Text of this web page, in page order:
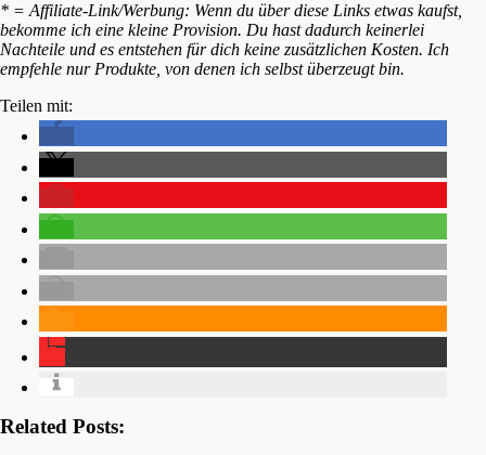
* = Affiliate-Link/Werbung: Wenn du über diese Links etwas kaufst,
bekomme ich eine kleine Provision. Du hast dadurch keinerlei
Nachteile und es entstehen für dich keine zusätzlichen Kosten. Ich
empfehle nur Produkte, von denen ich selbst überzeugt bin.
Teilen mit:
Related Posts: